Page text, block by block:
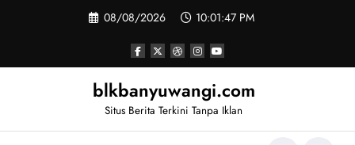
08/08/2026 10:01:48 PM
blkbanyuwangi.com
Situs Berita Terkini Tanpa Iklan